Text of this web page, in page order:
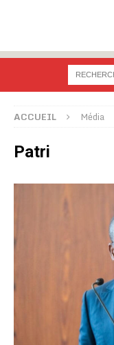
ACCUEIL Média
Patri